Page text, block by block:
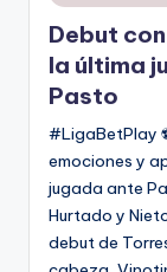
en
Debut
la última
Pasto
#LigaBetPlay
emociones y
jugada ante
Hurtado y
debut de